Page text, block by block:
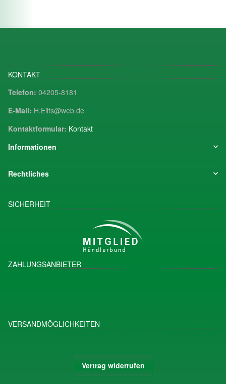
KONTAKT
Telefon: 04205-8181
E-Mail: H.Eilts@web.de
Kontaktformular: Kontakt
Informationen
Rechtliches
SICHERHEIT
ZAHLUNGSANBIETER
VERSANDMÖGLICHKEITEN
Vertrag widerrufen